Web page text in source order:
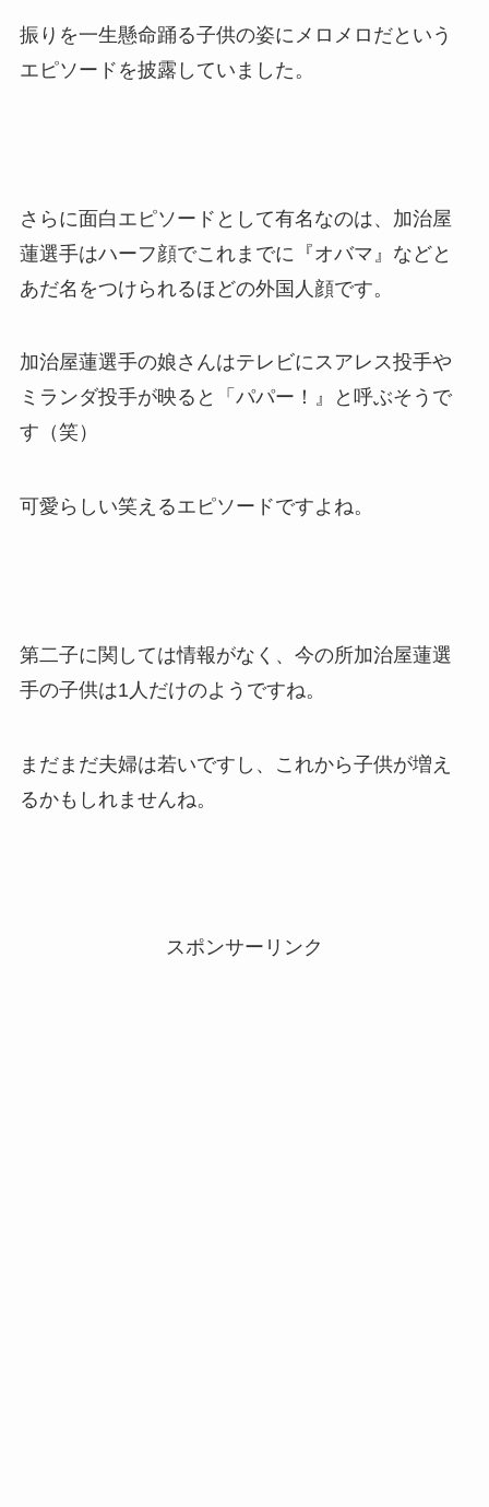
振りを一生懸命踊る子供の姿にメロメロだという
エピソードを披露していました。
さらに面白エピソードとして有名なのは、加治屋
蓮選手はハーフ顔でこれまでに『オバマ』などと
あだ名をつけられるほどの外国人顔です。
加治屋蓮選手の娘さんはテレビにスアレス投手や
ミランダ投手が映ると「パパー！』と呼ぶそうで
す（笑）
可愛らしい笑えるエピソードですよね。
第二子に関しては情報がなく、今の所加治屋蓮選
手の子供は1人だけのようですね。
まだまだ夫婦は若いですし、これから子供が増え
るかもしれませんね。
スポンサーリンク